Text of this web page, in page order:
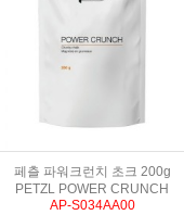
페츨 파워크런치 초크 200g
PETZL POWER CRUNCH
AP-S034AA00